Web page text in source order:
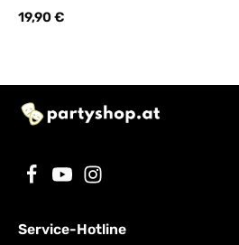
Flügelrad und rundem
Regulärer Preis:
19,90 €
Service-Hotline